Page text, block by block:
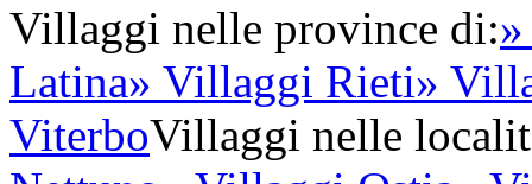
Villaggi nelle province di:
Latina» Villaggi Rieti»
ViterboVillaggi nelle